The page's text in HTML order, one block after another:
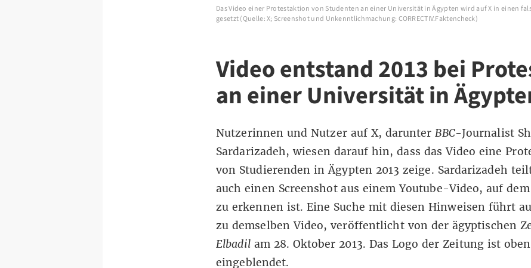
Das Video einer Protestaktion von Studenten an einer Universität in Ägypten wird auf X in einen
gesetzt (Quelle: X; Screenshot und Unkenntlichmachung: CORRECTIV.Faktencheck)
Video entstand 2013 bei
an einer Universität in
Nutzerinnen und Nutzer auf X, darunterBBC-Journalist
Sardarizadeh, wiesen darauf hin, dass das Video eine
von Studierenden in Ägypten 2013 zeige. Sardarizadeh
auch einen Screenshot aus einem Youtube-Video, auf
zu erkennen ist. Eine Suche mit diesen Hinweisen führt
zudemselben Video, veröffentlicht von der ägyptischen
Elbadil am 28. Oktober 2013. Das Logo der Zeitung ist
eingeblendet.